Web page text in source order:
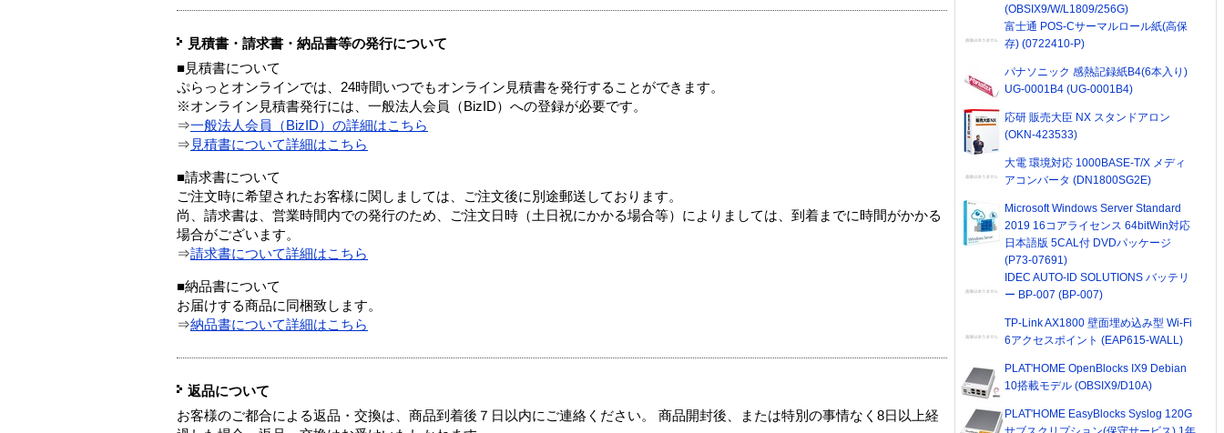
見積書・請求書・納品書等の発行について
■見積書について
ぷらっとオンラインでは、24時間いつでもオンライン見積書を発行することができます。
※オンライン見積書発行には、一般法人会員（BizID）への登録が必要です。
⇒一般法人会員（BizID）の詳細はこちら
⇒ 見積書について詳細はこちら
■請求書について
ご注文時に希望されたお客様に関しましては、ご注文後に別途郵送しております。
尚、請求書は、営業時間内での発行のため、ご注文日時（土日祝にかかる場合等）によりましては、到着までに時間がかかる
場合がございます。
⇒請求書について詳細はこちら
■納品書について
お届けする商品に同梱致します。
⇒納品書について詳細はこちら
返品について
お客様のご都合による返品・交換は、商品到着後７日以内にご連絡ください。 商品開封後、または特別の事情なく8日以上経
(OBSIX9/W/L1809/256G)
富士通 POS-Cサーマルロール紙(高保
存) (0722410-P)
パナソニック 感熱記録紙B4(6本入り)
UG-0001B4 (UG-0001B4)
応研 販売大臣 NX スタンドアロン
(OKN-423533)
大電 環境対応 1000BASE-T/X メディ
アコンバータ (DN1800SG2E)
Microsoft Windows Server Standard
2019 16コアライセンス 64bitWin対応
日本語版 5CAL付 DVDパッケージ
(P73-07691)
IDEC AUTO-ID SOLUTIONS バッテリ
ー BP-007 (BP-007)
TP-Link AX1800 壁面埋め込み型 Wi-Fi
6アクセスポイント (EAP615-WALL)
PLAT'HOME OpenBlocks IX9 Debian
10搭載モデル (OBSIX9/D10A)
PLAT'HOME EasyBlocks Syslog 120G